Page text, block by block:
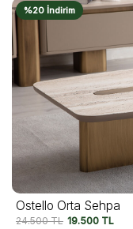
%20 İndirim
Ostello Orta Sehpa
24.500TL 19.500 TL